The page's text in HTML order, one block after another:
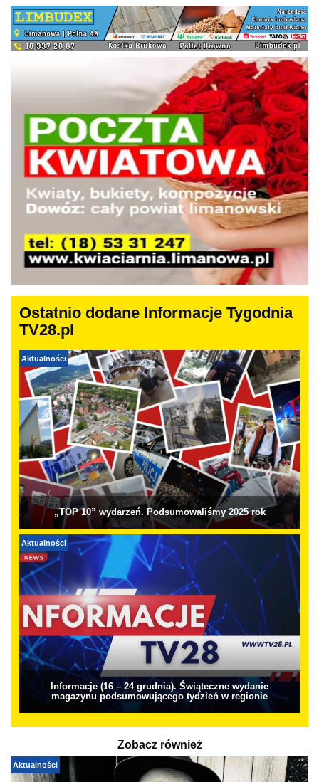
Ostatnio dodane Informacje Tygodnia
TV28.pl
Aktualności
„TOP 10” wydarzeń. Podsumowaliśmy 2025 rok
Aktualności
Informacje (16 – 24 grudnia). Świąteczne wydanie
magazynu podsumowującego tydzień w regionie
Zobacz również
Aktualności